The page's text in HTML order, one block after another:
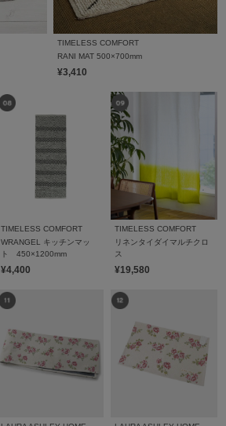
TIMELESS COMFORT
RANI MAT 500×700mm
¥3,410
TIMELESS COMFORT
WRANGEL キッチンマッ
ト 450×1200mm
¥4,400
TIMELESS COMFORT
リネンタイダイマルチクロ
ス
¥19,580